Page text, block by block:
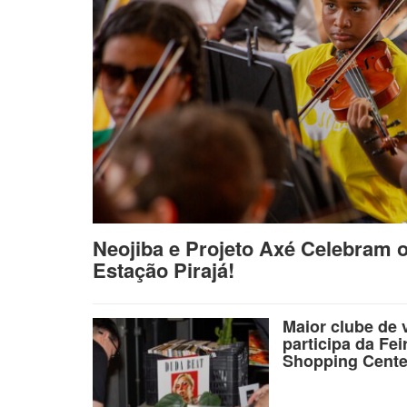
Neojiba e Projeto Axé Celebram
Estação Pirajá!
Maior clube de
participa da
Shopping